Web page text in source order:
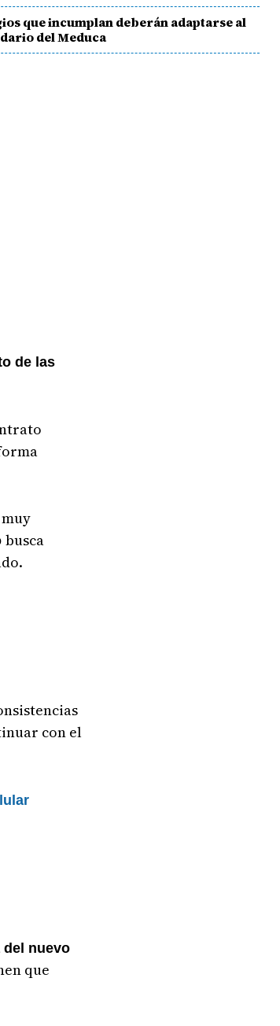
que incumplan deberán adaptarse al
del Meduca
de las
busca
con el
nuevo
que